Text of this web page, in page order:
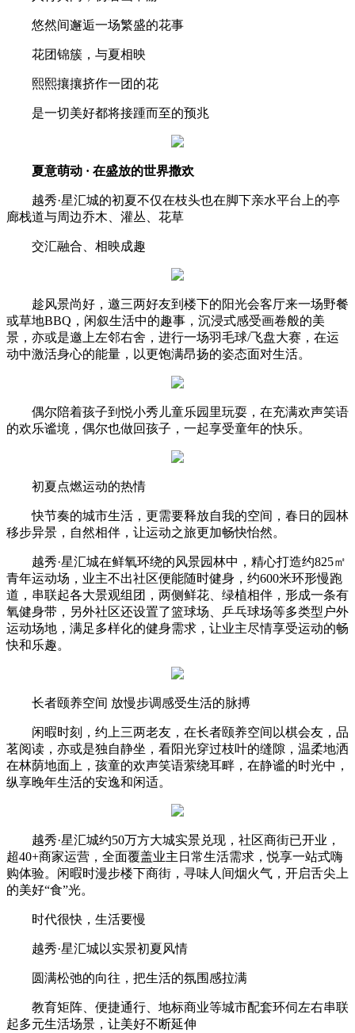
悠然间邂逅一场繁盛的花事
花团锦簇，与夏相映
熙熙攘攘挤作一团的花
是一切美好都将接踵而至的预兆
夏意萌动 · 在盛放的世界撒欢
越秀·星汇城的初夏不仅在枝头也在脚下亲水平台上的亭
廊栈道与周边乔木、灌丛、花草
交汇融合、相映成趣
趁风景尚好，邀三两好友到楼下的阳光会客厅来一场野餐
或草地BBQ，闲叙生活中的趣事，沉浸式感受画卷般的美
景，亦或是邀上左邻右舍，进行一场羽毛球/飞盘大赛，在运
动中激活身心的能量，以更饱满昂扬的姿态面对生活。
偶尔陪着孩子到悦小秀儿童乐园里玩耍，在充满欢声笑语
的欢乐谧境，偶尔也做回孩子，一起享受童年的快乐。
初夏点燃运动的热情
快节奏的城市生活，更需要释放自我的空间，春日的园林
移步异景，自然相伴，让运动之旅更加畅快怡然。
越秀·星汇城在鲜氧环绕的风景园林中，精心打造约825㎡
青年运动场，业主不出社区便能随时健身，约600米环形慢跑
道，串联起各大景观组团，两侧鲜花、绿植相伴，形成一条有
氧健身带，另外社区还设置了篮球场、乒乓球场等多类型户外
运动场地，满足多样化的健身需求，让业主尽情享受运动的畅
快和乐趣。
长者颐养空间 放慢步调感受生活的脉搏
闲暇时刻，约上三两老友，在长者颐养空间以棋会友，品
茗阅读，亦或是独自静坐，看阳光穿过枝叶的缝隙，温柔地洒
在林荫地面上，孩童的欢声笑语萦绕耳畔，在静谧的时光中，
纵享晚年生活的安逸和闲适。
越秀·星汇城约50万方大城实景兑现，社区商街已开业，
超40+商家运营，全面覆盖业主日常生活需求，悦享一站式嗨
购体验。闲暇时漫步楼下商街，寻味人间烟火气，开启舌尖上
的美好“食”光。
时代很快，生活要慢
越秀·星汇城以实景初夏风情
圆满松弛的向往，把生活的氛围感拉满
教育矩阵、便捷通行、地标商业等城市配套环伺左右串联
起多元生活场景，让美好不断延伸